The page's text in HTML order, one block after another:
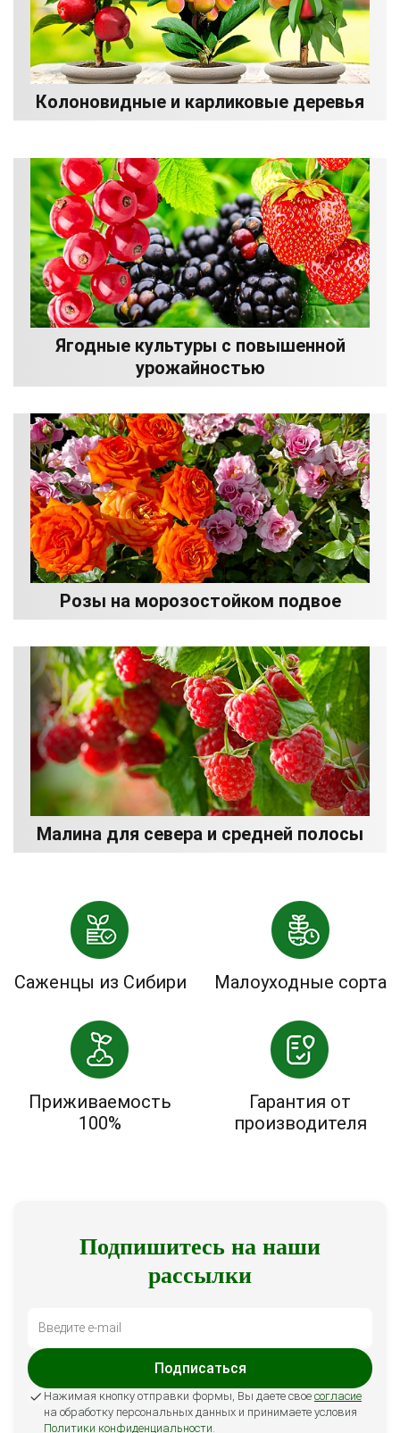
Колоновидные и карликовые деревья
Ягодные культуры с повышенной
урожайностью
Розы на морозостойком подвое
Малина для севера и средней полосы
Саженцы из Сибири Малоуходные сорта
Приживаемость
100%
Гарантия от
производителя
Подпишитесь на наши
рассылки
Подписаться
Нажимая кнопку отправки формы, Вы даете свое согласие
на обработку персональных данных и принимаете условия
Политики конфиденциальности.